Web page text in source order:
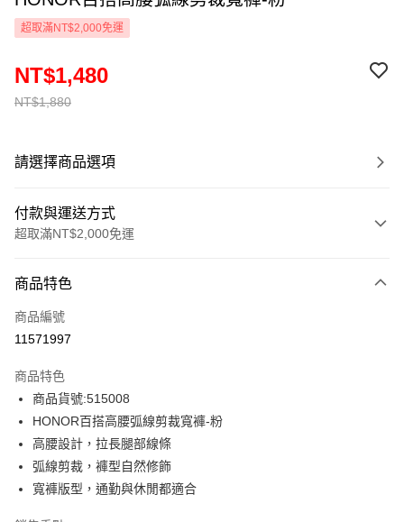
超取滿NT$2,000免運
NT$1,880
NT$1,480
請選擇商品選項
付款與運送方式
超取滿NT$2,000免運
信用卡一次付款
超商取貨付款
Apple Pay
街口支付
悠遊付
Google Pay
商品特色
商品編號
11571997
商品特色
商品貨號:515008
HONOR百搭高腰弧線剪裁寬褲-粉
高腰設計，拉長腿部線條
弧線剪裁，褲型自然修飾
寬褲版型，通勤與休閒都適合